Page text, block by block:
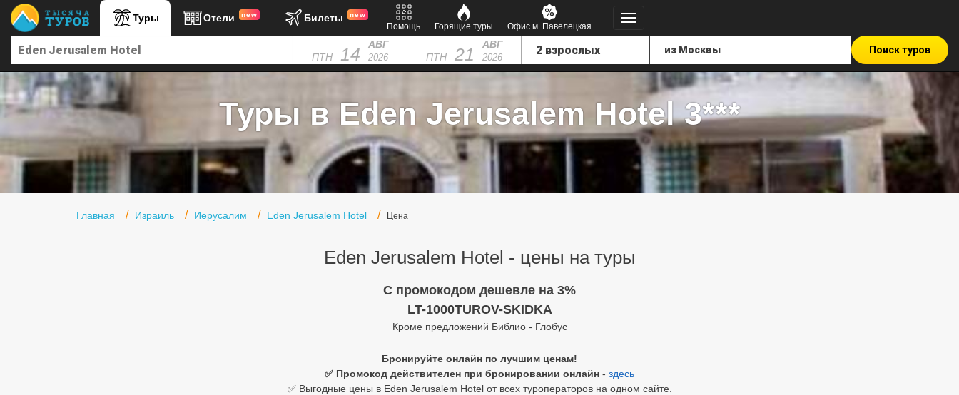
Туры Отели new Билеты new
Помощь Горящие туры Офис м. Павелецкая
ПТН 14 АВГ
2026 ПТН 21 АВГ
2026
Поиск туров
Туры в Eden Jerusalem Hotel 3***
Главная Израиль Иерусалим Eden Jerusalem Hotel Цена
Eden Jerusalem Hotel - цены на туры
C промокодом дешевле на 3%
LT-1000TUROV-SKIDKA
Кроме предложений Библио - Глобус
Бронируйте онлайн по лучшим ценам!
✅ Промокод действителен при бронировании онлайн - здесь
✅ Выгодные цены в Eden Jerusalem Hotel от всех туроператоров на одном сайте.
Главная
Туры в Турцию
Туры в Египет
Офис г. Москва